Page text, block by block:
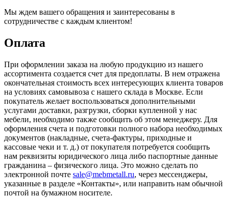
Мы ждем вашего обращения и заинтересованы в
сотрудничестве с каждым клиентом!
Оплата
При оформлении заказа на любую продукцию из нашего
ассортимента создается счет для предоплаты. В нем отражена
окончательная стоимость всех интересующих клиента товаров
на условиях самовывоза с нашего склада в Москве. Если
покупатель желает воспользоваться дополнительными
услугами доставки, разгрузки, сборки купленной у нас
мебели, необходимо также сообщить об этом менеджеру. Для
оформления счета и подготовки полного набора необходимых
документов (накладные, счета-фактуры, приходные и
кассовые чеки и т. д.) от покупателя потребуется сообщить
нам реквизиты юридического лица либо паспортные данные
гражданина – физического лица. Это можно сделать по
электронной почте sale@mebmetall.ru, через мессенджеры,
указанные в разделе «Контакты», или направить нам обычной
почтой на бумажном носителе.